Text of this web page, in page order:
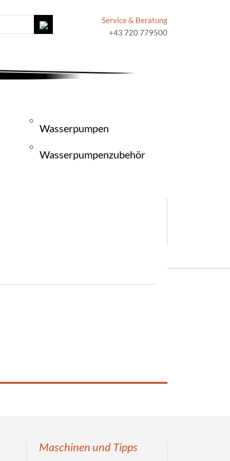
Service & Beratung
+43 720 779500
Wasserpumpen
Wasserpumpenzubehör
Maschinen und Tipps